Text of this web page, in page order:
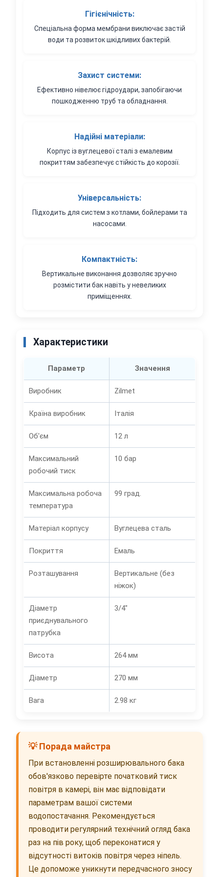
Гігієнічність:
Спеціальна форма мембрани виключає застій
води та розвиток шкідливих бактерій.
Захист системи:
Ефективно нівелює гідроудари, запобігаючи
пошкодженню труб та обладнання.
Надійні матеріали:
Корпус із вуглецевої сталі з емалевим
покриттям забезпечує стійкість до корозії.
Універсальність:
Підходить для систем з котлами, бойлерами та
насосами.
Компактність:
Вертикальне виконання дозволяє зручно
розмістити бак навіть у невеликих
приміщеннях.
Характеристики
Параметр Значення
Виробник Zilmet
Країна виробник Італія
Об'єм 12 л
Максимальний
робочий тиск
10 бар
Максимальна робоча
температура
99 град.
Матеріал корпусу Вуглецева сталь
Покриття Емаль
Розташування
Вертикальне (без
ніжок)
Діаметр
приєднувального
патрубка
3/4"
Висота 264 мм
Діаметр 270 мм
Вага 2.98 кг
💡 Порада майстра
При встановленні розширювального бака
обов'язково перевірте початковий тиск
повітря в камері, він має відповідати
параметрам вашої системи
водопостачання. Рекомендується
проводити регулярний технічний огляд бака
раз на пів року, щоб переконатися у
відсутності витоків повітря через ніпель.
Це допоможе уникнути передчасного зносу